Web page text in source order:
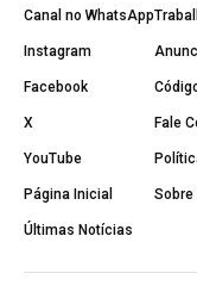
Canal no WhatsApp
Instagram
Facebook
X
YouTube
Página Inicial
Últimas Notícias
Fale
Sobre